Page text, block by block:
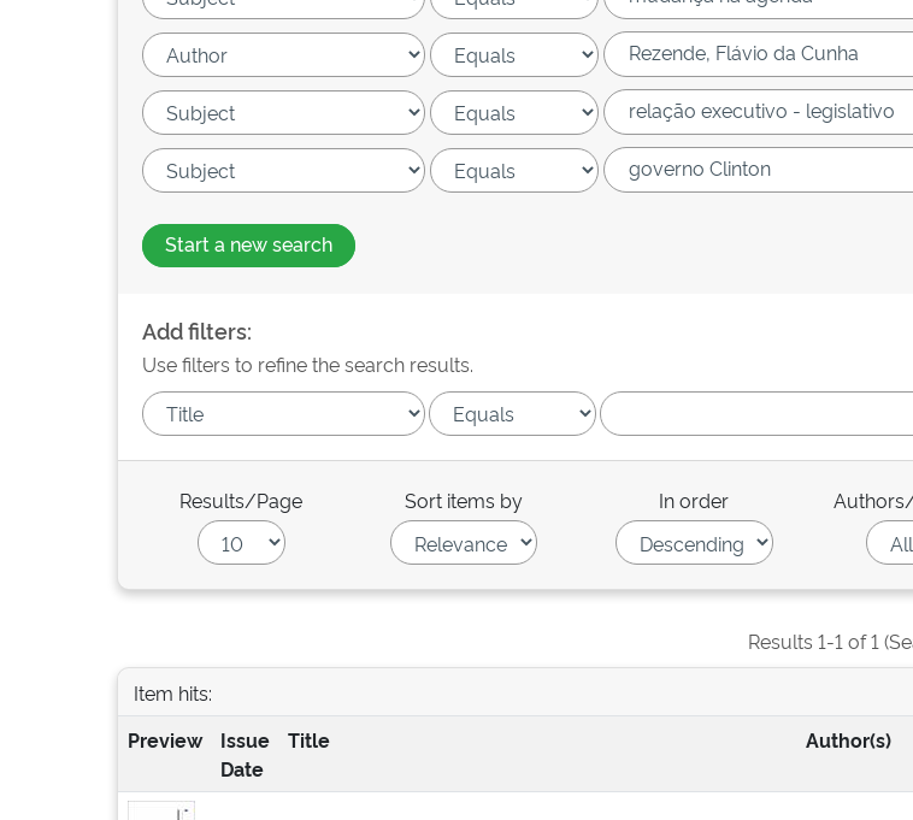
Start a new search
Add filters:
Use filters to refine the search results.
Results/Page Sort items by In order
Results 1-1 of 1
Item hits:
Preview
Issue
Date
Title Author(s)